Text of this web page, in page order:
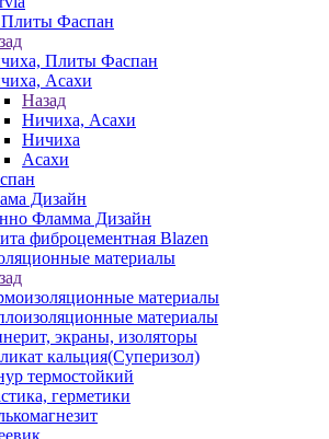
Фаспан
Плиты Фаспан
Асахи
Назад
Ничиха, Асахи
Ничиха
Асахи
Дизайн
Фламма Дизайн
фиброцементная Blazen
материалы
материалы
материалы
экраны, изоляторы
кальция(Суперизол)
термостойкий
герметики